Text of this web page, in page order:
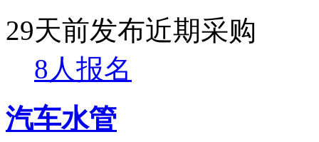
29天前发布近期采购
8人报名
汽车水管